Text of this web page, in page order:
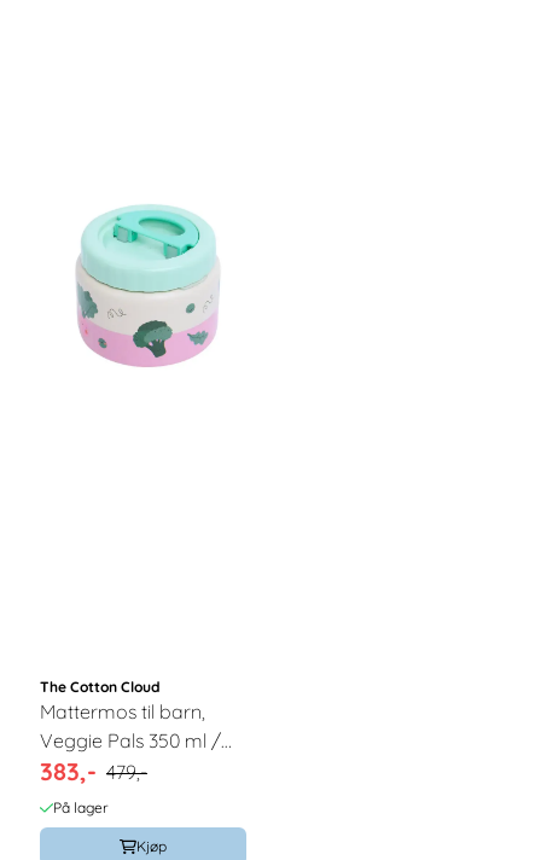
The Cotton Cloud
Mattermos til barn,
Veggie Pals 350 ml /
The Cotton Cloud
383,- 479,-
På lager
Kjøp